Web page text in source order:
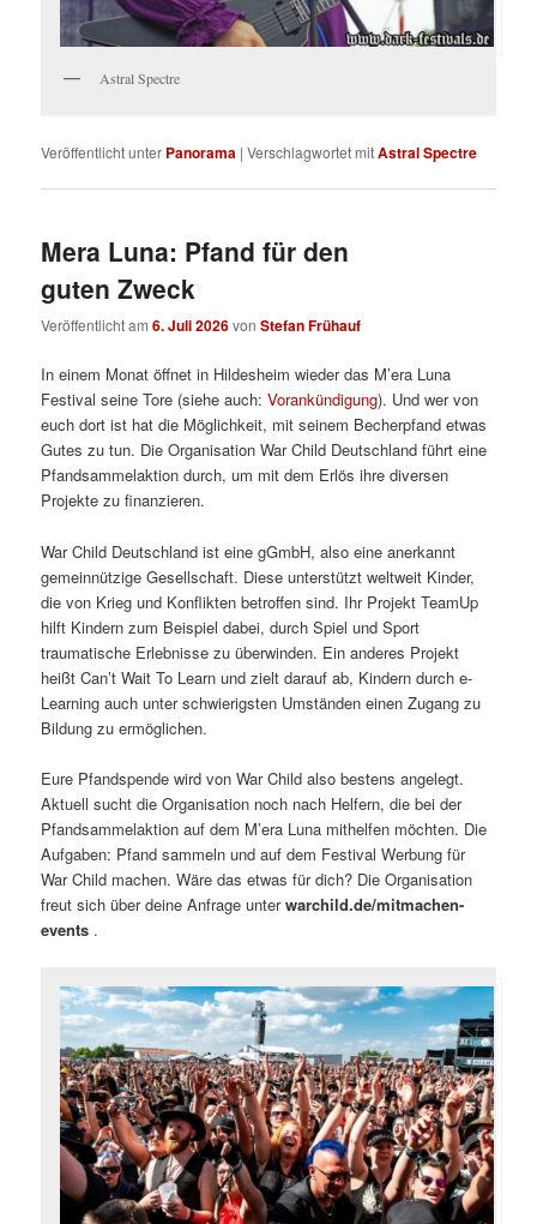
Astral Spectre
Veröffentlicht unter Panorama |Verschlagwortet mitAstral Spectre
Mera Luna: Pfand für den
guten Zweck
Veröffentlicht am6. Juli 2026vonStefan Frühauf
In einem Monat öffnet in Hildesheim wieder das M’era Luna
Festival seine Tore (siehe auch:Vorankündigung). Und wer von
euch dort ist hat die Möglichkeit, mit seinem Becherpfand etwas
Gutes zu tun. Die Organisation War Child Deutschland führt eine
Pfandsammelaktion durch, um mit dem Erlös ihre diversen
Projekte zu finanzieren.
War Child Deutschland ist eine gGmbH, also eine anerkannt
gemeinnützige Gesellschaft. Diese unterstützt weltweit Kinder,
die von Krieg und Konflikten betroffen sind. Ihr Projekt TeamUp
hilft Kindern zum Beispiel dabei, durch Spiel und Sport
traumatische Erlebnisse zu überwinden. Ein anderes Projekt
heißt Can’t Wait To Learn und zielt darauf ab, Kindern durch e-
Learning auch unter schwierigsten Umständen einen Zugang zu
Bildung zu ermöglichen.
Eure Pfandspende wird von War Child also bestens angelegt.
Aktuell sucht die Organisation noch nach Helfern, die bei der
Pfandsammelaktion auf dem M’era Luna mithelfen möchten. Die
Aufgaben: Pfand sammeln und auf dem Festival Werbung für
War Child machen. Wäre das etwas für dich? Die Organisation
freut sich über deine Anfrage unterwarchild.de/mitmachen-
events .